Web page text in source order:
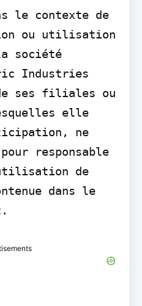
le contexte de
ou utilisation
société
Industries
ses filiales ou
elle
ne
responsable
de
dans le